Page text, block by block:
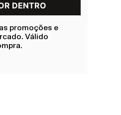
promoções e
Válido